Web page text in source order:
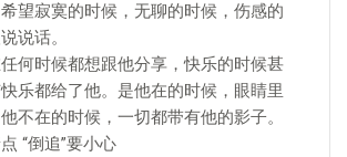
寂寞的时候，无聊的时候，伤感的
说话。
时候都想跟他分享，快乐的时候甚
乐都给了他。是他在的时候，眼睛里
不在的时候，一切都带有他的影子。
“倒追”要小心